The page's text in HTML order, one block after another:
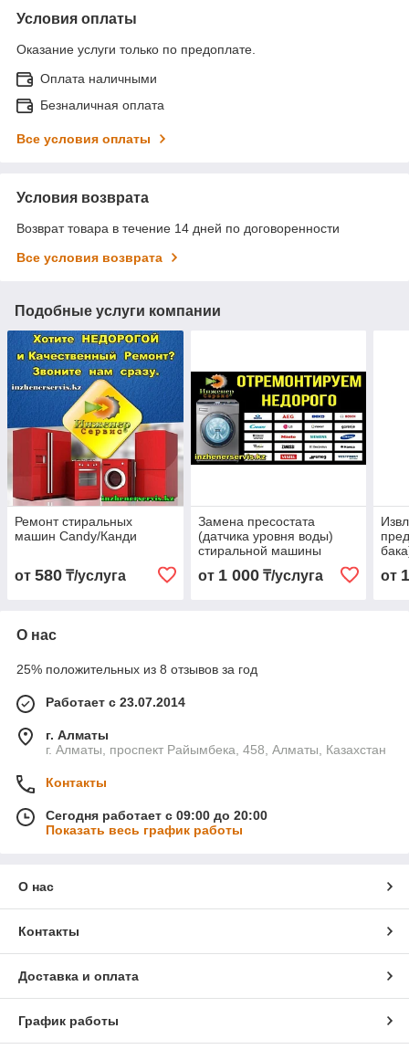
Условия оплаты
Оказание услуги только по предоплате.
Оплата наличными
Безналичная оплата
Все условия оплаты
Условия возврата
Возврат товара в течение 14 дней по договоренности
Все условия возврата
Подобные услуги компании
Ремонт стиральных
машин Candy/Канди
от 580 ₸/услуга
Замена пресостата
(датчика уровня воды)
стиральной машины
Candy/Канди
от 1 000₸/услуга от
О нас
25% положительных из 8 отзывов за год
Работает с 23.07.2014
г. Алматы
г. Алматы, проспект Райымбека, 458, Алматы, Казахстан
Контакты
Сегодня работает с 09:00 до 20:00
Показать весь график работы
О нас
Контакты
Доставка и оплата
График работы